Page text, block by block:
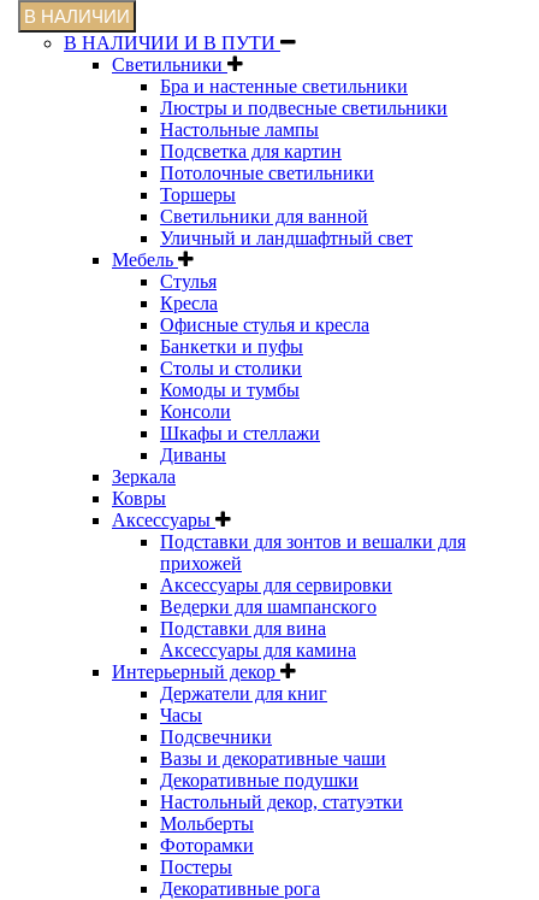
В НАЛИЧИИ
В НАЛИЧИИ И В ПУТИ
Светильники
Бра и настенные светильники
Люстры и подвесные светильники
Настольные лампы
Подсветка для картин
Потолочные светильники
Торшеры
Светильники для ванной
Уличный и ландшафтный свет
Мебель
Стулья
Кресла
Офисные стулья и кресла
Банкетки и пуфы
Столы и столики
Комоды и тумбы
Консоли
Шкафы и стеллажи
Диваны
Зеркала
Ковры
Аксессуары
Подставки для зонтов и вешалки для
прихожей
Аксессуары для сервировки
Ведерки для шампанского
Подставки для вина
Аксессуары для камина
Интерьерный декор
Держатели для книг
Часы
Подсвечники
Вазы и декоративные чаши
Декоративные подушки
Настольный декор, статуэтки
Мольберты
Фоторамки
Постеры
Декоративные рога